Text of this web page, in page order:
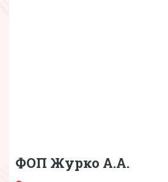
ФОП Журко А.А.